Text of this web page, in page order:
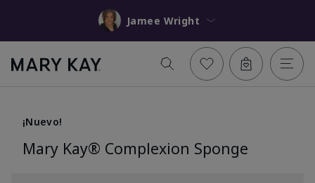
Jamee Wright
¡Nuevo!
Mary Kay® Complexion Sponge